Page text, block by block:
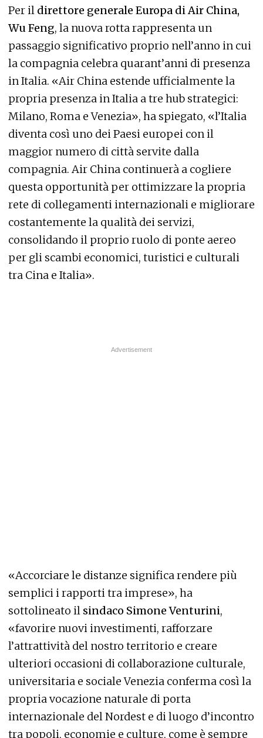
Per il direttore generale Europa di Air China,
Wu Feng, la nuova rotta rappresenta un
passaggio significativo proprio nell’anno in cui
la compagnia celebra quarant’anni di presenza
in Italia. «Air China estende ufficialmente la
propria presenza in Italia a tre hub strategici:
Milano, Roma e Venezia», ha spiegato, «l’Italia
diventa così uno dei Paesi europei con il
maggior numero di città servite dalla
compagnia. Air China continuerà a cogliere
questa opportunità per ottimizzare la propria
rete di collegamenti internazionali e migliorare
costantemente la qualità dei servizi,
consolidando il proprio ruolo di ponte aereo
per gli scambi economici, turistici e culturali
tra Cina e Italia».
«Accorciare le distanze significa rendere più
semplici i rapporti tra imprese», ha
sottolineato il sindaco Simone Venturini,
«favorire nuovi investimenti, rafforzare
l’attrattività del nostro territorio e creare
ulteriori occasioni di collaborazione culturale,
universitaria e sociale Venezia conferma così la
propria vocazione naturale di porta
internazionale del Nordest e di luogo d’incontro
tra popoli, economie e culture, come è sempre